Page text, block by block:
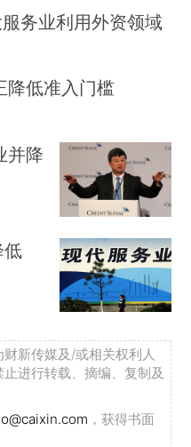
务业利用外资领域
降低准入门槛
并降
低
新传媒及/或相关权利人
进行转载、摘编、复制及
，获得书面